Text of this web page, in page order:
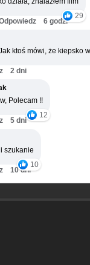
29
6 godz.
ktoś mówi, że kiepsko
2 dni
Polecam !!
12
5 dni
szukanie
10
10 dni